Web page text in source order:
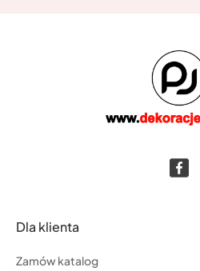
Dla klienta
Zamów katalog